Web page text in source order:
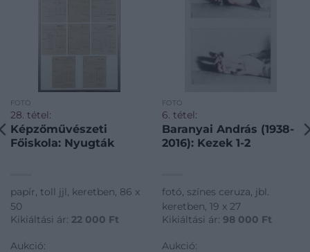
FOTÓ
28. tétel:
Képzőművészeti
Főiskola: Nyugták
papír, toll jjl, keretben, 86 x
50
Kikiáltási ár: 22 000 Ft
Aukció:
FOTÓ
6. tétel:
Baranyai András (1938-
2016): Kezek 1-2
fotó, színes ceruza, jbl.
keretben, 19 x 27
Kikiáltási ár: 98 000 Ft
Aukció: